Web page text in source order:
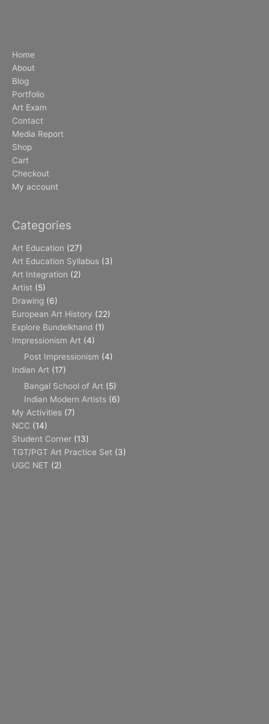
Home
About
Blog
Portfolio
Art Exam
Contact
Media Report
Shop
Cart
Checkout
My account
Categories
Art Education (27)
Art Education Syllabus (3)
Art Integration (2)
Artist (5)
Drawing (6)
European Art History (22)
Explore Bundelkhand (1)
Impressionism Art (4)
Post Impressionism (4)
Indian Art (17)
Bangal School of Art (5)
Indian Modern Artists (6)
My Activities (7)
NCC (14)
Student Corner (13)
TGT/PGT Art Practice Set (3)
UGC NET (2)